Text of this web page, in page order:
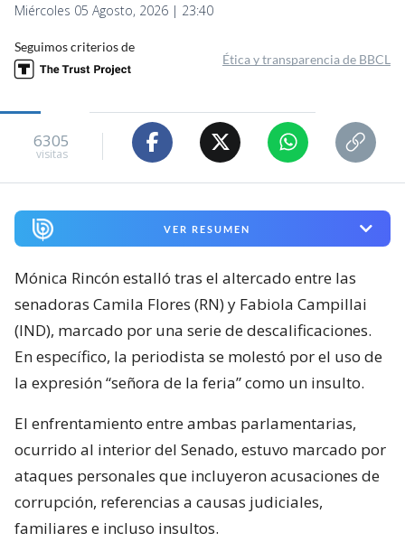
Miércoles 05 Agosto, 2026 | 23:40
Seguimos criterios de
Ética y transparencia de BBCL
6305
visitas
VER RESUMEN
Mónica Rincón estalló tras el altercado entre las
senadoras Camila Flores (RN) y Fabiola Campillai
(IND), marcado por una serie de descalificaciones.
En específico, la periodista se molestó por el uso de
la expresión “señora de la feria” como un insulto.
El enfrentamiento entre ambas parlamentarias,
ocurrido al interior del Senado, estuvo marcado por
ataques personales que incluyeron acusaciones de
corrupción, referencias a causas judiciales,
familiares e incluso insultos.